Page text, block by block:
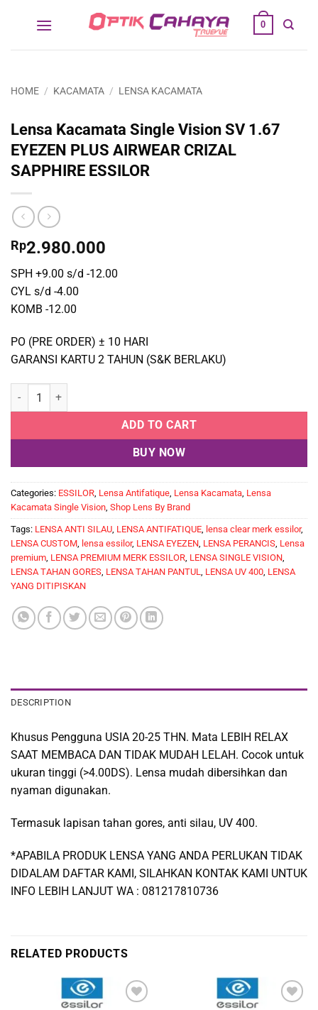
0
HOME / KACAMATA / LENSA KACAMATA
Lensa Kacamata Single Vision SV 1.67
EYEZEN PLUS AIRWEAR CRIZAL
SAPPHIRE ESSILOR
Rp2.980.000
SPH +9.00 s/d -12.00
CYL s/d -4.00
KOMB -12.00
PO (PRE ORDER) ± 10 HARI
GARANSI KARTU 2 TAHUN (S&K BERLAKU)
Lensa Kacamata Single Vision SV 1.67 EYEZEN PLUS AIRWEAR
ADD TO CART
BUY NOW
Categories: ESSILOR Lensa Antifatique Lensa Kacamata Lensa
Kacamata Single Vision Shop Lens By Brand
Tags: LENSA ANTI SILAU LENSA ANTIFATIQUE lensa clear merk essilor,
LENSA CUSTOM lensa essilor, LENSA EYEZEN LENSA PERANCIS Lensa
premium LENSA PREMIUM MERK ESSILOR LENSA SINGLE VISION
LENSA TAHAN GORES LENSA TAHAN PANTUL LENSA UV 400 LENSA
YANG DITIPISKAN
DESCRIPTION
Khusus Pengguna USIA 20-25 THN. Mata LEBIH RELAX
SAAT MEMBACA DAN TIDAK MUDAH LELAH. Cocok untuk
ukuran tinggi (>4.00DS). Lensa mudah dibersihkan dan
nyaman digunakan.
Termasuk lapisan tahan gores, anti silau, UV 400.
*APABILA PRODUK LENSA YANG ANDA PERLUKAN TIDAK
DIDALAM DAFTAR KAMI, SILAHKAN KONTAK KAMI UNTUK
INFO LEBIH LANJUT WA : 081217810736
RELATED PRODUCTS